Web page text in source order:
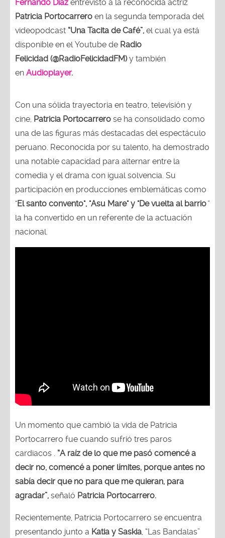
Fernando Díaz entrevistó a la reconocida actriz
Patricia Portocarrero en la segunda temporada del
videopodcast “Una Tacita de Café”, el cual ya está
disponible en el Youtube de Radio
Felicidad (@RadioFelicidadFM)y también
en Audioplayer.
Con una sólida trayectoria en teatro, televisión y
cine, Patricia Portocarrero se ha consolidado como
una de las figuras más destacadas del espectáculo
peruano. Reconocida por su talento, ha demostrado
una notable capacidad para alternar entre la
comedia y el drama con igual solvencia. Su
participación en producciones emblemáticas como
"El santo convento", "Asu Mare" y "De vuelta al barrio"
la ha convertido en un referente de la actuación
nacional.
Un momento que cambió la vida de Patricia
Portocarrero fue cuando sufrió tres paros
cardiacos . “A raíz de lo que me pasó comencé a
decir no, comencé a poner límites, porque antes no
sabía decir que no para que me quieran, para
agradar”, señaló Patricia Portocarrero.
Recientemente, Patricia Portocarrero se encuentra
presentando junto a Katia y Saskia, “Las Bandalas”